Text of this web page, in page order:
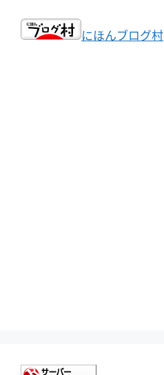
にほんブログ村